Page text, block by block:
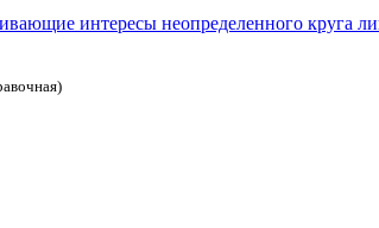
интересы неопределенного круга